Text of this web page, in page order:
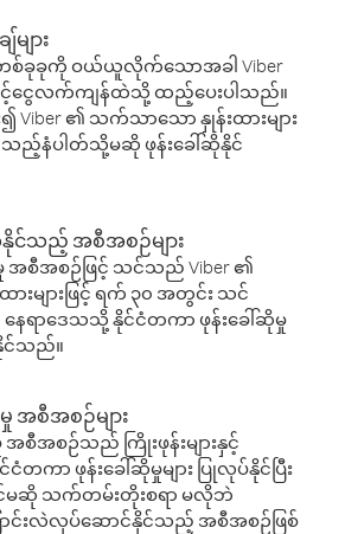
ျား
ခုခုကို ဝယ်ယူလိုက်သောအခါ Viber
ငွေလက်ကျန်ထဲသို့ ထည့်ပေးပါသည်။
၏ သက်သာသော နှုန်းထားများ
ည်သည့်နံပါတ်သို့မဆို ဖုန်းခေါ်ဆိုနိုင်
နိုင်သည့် အစီအစဉ်များ
အစီအစဉ်ဖြင့် သင်သည် Viber ၏
များဖြင့် ရက် ၃၀ အတွင်း သင်
ရာဒေသသို့ နိုင်ငံတကာ ဖုန်းခေါ်ဆိုမှု
င်သည်။
အစီအစဉ်များ
အစီအစဉ်သည် ကြိုးဖုန်းများနှင့်
ငံတကာ ဖုန်းခေါ်ဆိုမှုများ ပြုလုပ်နိုင်ပြီး
ဆို သက်တမ်းတိုးစရာ မလိုဘဲ
င်းလဲလုပ်ဆောင်နိုင်သည့် အစီအစဉ်ဖြစ်